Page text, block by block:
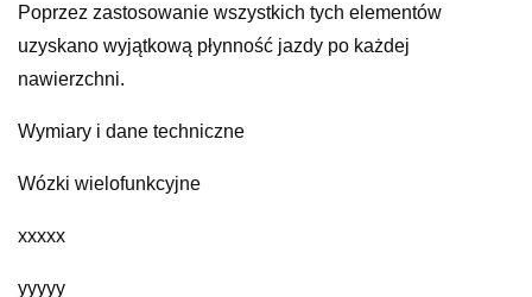
Poprzez zastosowanie wszystkich tych elementów
uzyskano wyjątkową płynność jazdy po każdej
nawierzchni.
Wymiary i dane techniczne
Wózki wielofunkcyjne
xxxxx
yyyyy